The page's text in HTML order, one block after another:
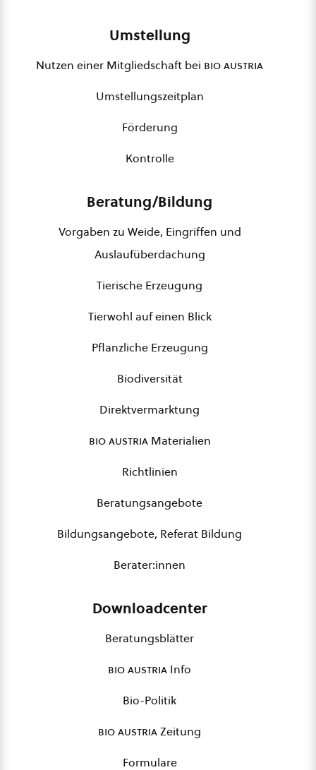
Umstellung
Nutzen einer Mitgliedschaft bei bio austria
Umstellungszeitplan
Förderung
Kontrolle
Beratung/Bildung
Vorgaben zu Weide, Eingriffen und
Auslaufüberdachung
Tierische Erzeugung
Tierwohl auf einen Blick
Pflanzliche Erzeugung
Biodiversität
Direktvermarktung
bio austriaMaterialien
Richtlinien
Beratungsangebote
Bildungsangebote, Referat Bildung
Berater:innen
Downloadcenter
Beratungsblätter
bio austria Info
Bio-Politik
bio austriaZeitung
Formulare